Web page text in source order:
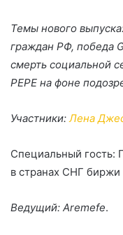
Темы нового
граждан РФ, победа
смерть социальной
PEPE на фоне
Участники:Лена
Специальный гость:
в странах СНГ биржи
Ведущий: Aremefe.